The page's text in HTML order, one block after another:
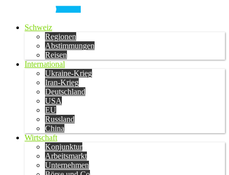
Schweiz
Regionen
Abstimmungen
Reisen
International
Ukraine-Krieg
Iran-Krieg
Deutschland
USA
EU
Russland
China
Wirtschaft
Konjunktur
Arbeitsmarkt
Unternehmen